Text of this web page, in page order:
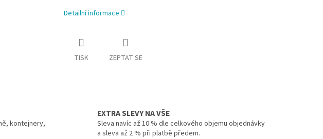
Detailní informace
TISK ZEPTAT SE
kontejnery,
EXTRA SLEVY NA VŠE
Sleva navíc až 10 % dle celkového objemu objednávky
a sleva až 2 % při platbě předem.